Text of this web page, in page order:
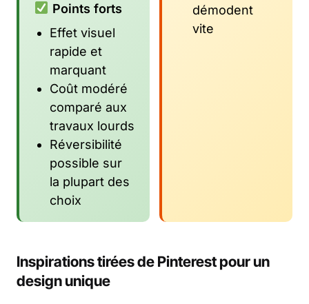
Points forts
Effet visuel
rapide et
marquant
Coût modéré
comparé aux
travaux lourds
Réversibilité
possible sur
la plupart des
choix
démodent
vite
Inspirations tirées de Pinterest pour un
design unique